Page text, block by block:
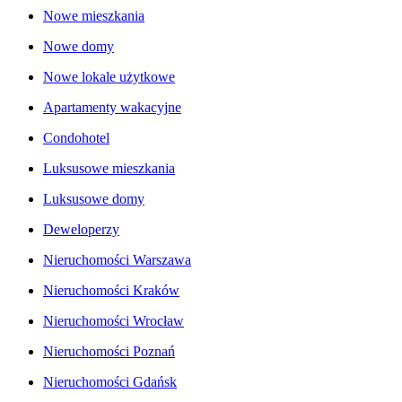
Nowe mieszkania
Nowe domy
Nowe lokale użytkowe
Apartamenty wakacyjne
Condohotel
Luksusowe mieszkania
Luksusowe domy
Deweloperzy
Nieruchomości Warszawa
Nieruchomości Kraków
Nieruchomości Wrocław
Nieruchomości Poznań
Nieruchomości Gdańsk